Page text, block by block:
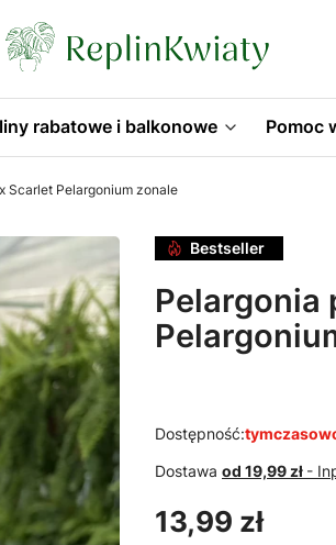
rabatowe i balkonowe Pomoc
Scarlet Pelargonium zonale
Bestseller
Pelargonia
Dostępność:
Dostawa od 19,99 zł -
Cena
13,99 zł